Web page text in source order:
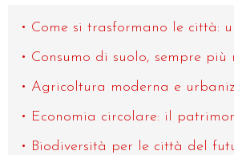
Come si trasformano le città:
Consumo di suolo, sempre più
Agricoltura moderna e
Economia circolare: il
Biodiversità per le città del